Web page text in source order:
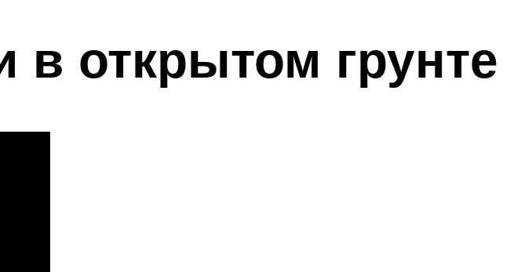
открытом грунте